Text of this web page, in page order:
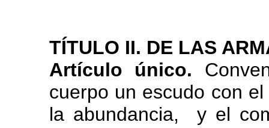
TÍTULO II. DE LAS
Artículo único.
cuerpo un escudo con
la abundancia, y el